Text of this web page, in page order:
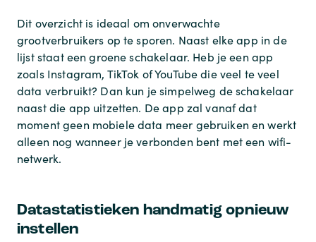
Dit overzicht is ideaal om onverwachte
grootverbruikers op te sporen. Naast elke app in de
lijst staat een groene schakelaar. Heb je een app
zoals Instagram, TikTok of YouTube die veel te veel
data verbruikt? Dan kun je simpelweg de schakelaar
naast die app uitzetten. De app zal vanaf dat
moment geen mobiele data meer gebruiken en werkt
alleen nog wanneer je verbonden bent met een wifi-
netwerk.
Datastatistieken handmatig opnieuw
instellen